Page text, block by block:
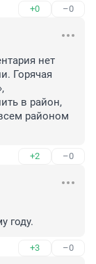
+0 –0
нет
Горячая
в район,
районом
+2 –0
году.
+3 –0